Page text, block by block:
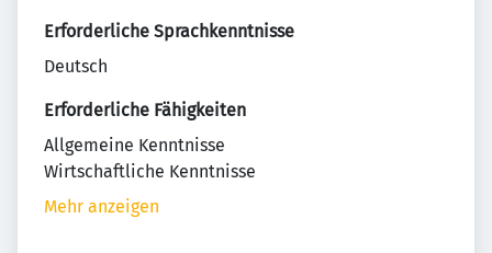
Erforderliche Sprachkenntnisse
Deutsch
Erforderliche Fähigkeiten
Allgemeine Kenntnisse
Wirtschaftliche Kenntnisse
Mehr anzeigen